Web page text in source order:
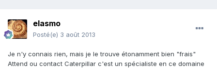
elasmo
Posté(e) 3 août 2013
Je n'y connais rien, mais je le trouve étonamment bien "frais"
Attend ou contact Caterpillar c'est un spécialiste en ce domaine